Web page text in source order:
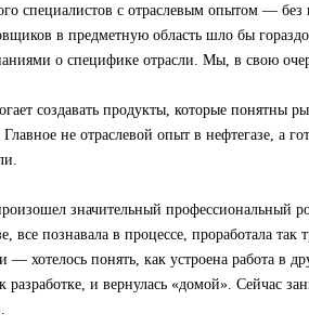
специалистов с отраслевым опытом — без
в предметную область шло бы
о специфике отрасли. Мы, в свою
создавать продукты, которые понятны
не отраслевой опыт в нефтегазе, а
значительный профессиональный
все познавала в процессе, проработала так
хотелось понять, как устроена работа в
разработке, и вернулась «домой». Сейчас